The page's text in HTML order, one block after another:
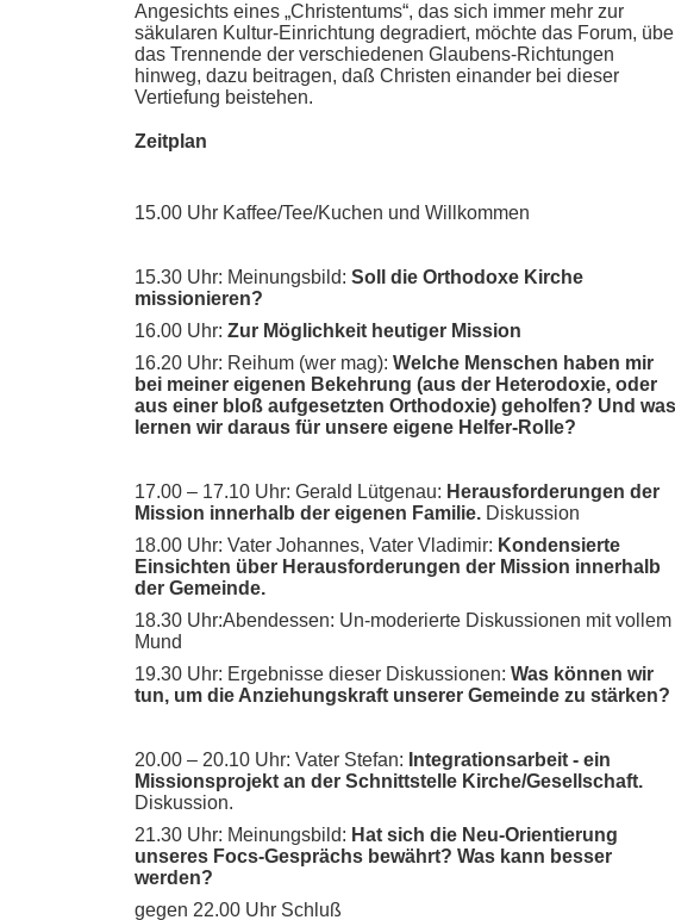
Angesichts eines „Christentums“, das sich immer mehr zur
säkularen Kultur-Einrichtung degradiert, möchte das Forum,
das Trennende der verschiedenen Glaubens-Richtungen
hinweg, dazu beitragen, daß Christen einander bei dieser
Vertiefung beistehen.
Zeitplan
15.00 Uhr Kaffee/Tee/Kuchen und Willkommen
15.30 Uhr: Meinungsbild: Soll die Orthodoxe Kirche
missionieren?
16.00 Uhr: Zur Möglichkeit heutiger Mission
16.20 Uhr: Reihum (wer mag): Welche Menschen haben mir
bei meiner eigenen Bekehrung (aus der Heterodoxie, oder
aus einer bloß aufgesetzten Orthodoxie) geholfen? Und was
lernen wir daraus für unsere eigene Helfer-Rolle?
17.00 – 17.10 Uhr: Gerald Lütgenau: Herausforderungen der
Mission innerhalb der eigenen Familie. Diskussion
18.00 Uhr: Vater Johannes, Vater Vladimir: Kondensierte
Einsichten über Herausforderungen der Mission innerhalb
der Gemeinde.
18.30 Uhr:Abendessen: Un-moderierte Diskussionen mit vollem
Mund
19.30 Uhr: Ergebnisse dieser Diskussionen: Was können wir
tun, um die Anziehungskraft unserer Gemeinde zu stärken?
20.00 – 20.10 Uhr: Vater Stefan: Integrationsarbeit - ein
Missionsprojekt an der Schnittstelle Kirche/Gesellschaft.
Diskussion.
21.30 Uhr: Meinungsbild: Hat sich die Neu-Orientierung
unseres Focs-Gesprächs bewährt? Was kann besser
werden?
gegen 22.00 Uhr Schluß